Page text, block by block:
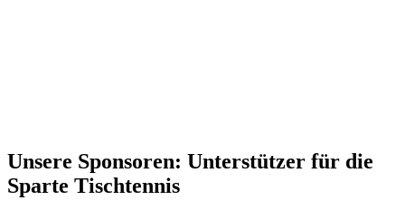
Unsere Sponsoren: Unterstützer für die
Sparte Tischtennis